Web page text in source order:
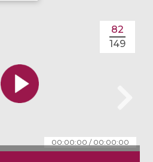
00:00:00 / 00:00:00
82
149